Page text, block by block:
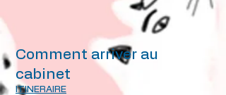
Comment arriver au
cabinet
ITINERAIRE